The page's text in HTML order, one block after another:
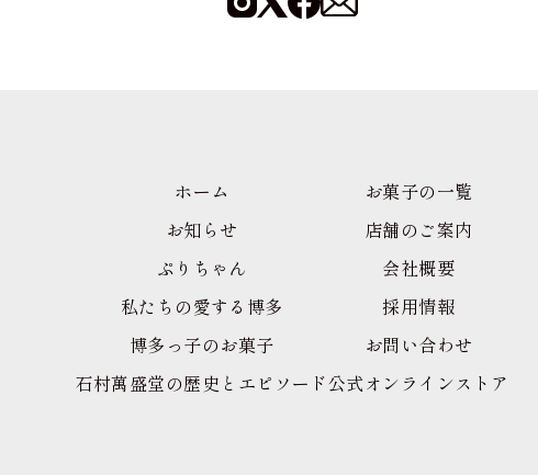
ホーム
お知らせ
ぷりちゃん
私たちの愛する博多
博多っ子のお菓子
石村萬盛堂の歴史とエピソード
お菓子の一覧
店舗のご案内
会社概要
採用情報
お問い合わせ
公式オンラインストア